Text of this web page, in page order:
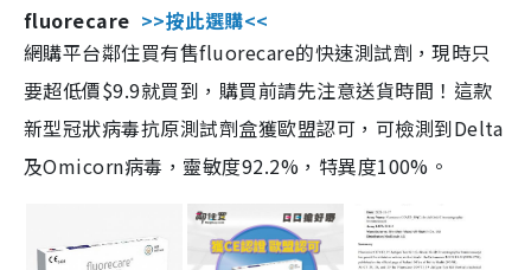
fluorecare >>按此選購<<
網購平台鄰住買有售fluorecare的快速測試劑，現時只
要超低價$9.9就買到，購買前請先注意送貨時間！這款
新型冠狀病毒抗原測試劑盒獲歐盟認可，可檢測到Delta
及Omicorn病毒，靈敏度92.2%，特異度100%。